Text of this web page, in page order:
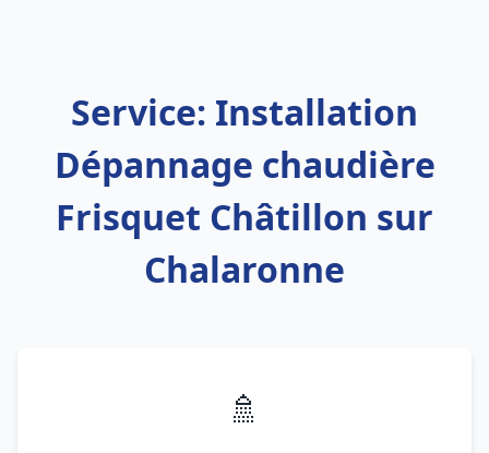
Service: Installation
Dépannage chaudière
Frisquet Châtillon sur
Chalaronne
🚿